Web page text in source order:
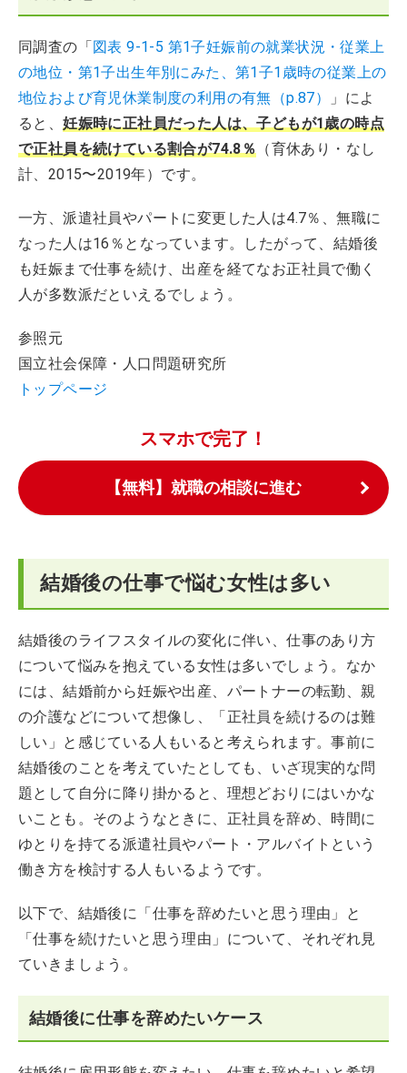
同調査の「 図表 9-1-5 第1子妊娠前の就業状況・従業上
の地位・第1子出生年別にみた、第1子1歳時の従業上の
地位および育児休業制度の利用の有無（p.87）
」によ
ると、妊娠時に正社員だった人は、子どもが1歳の時点
で正社員を続けている割合が74.8％ （育休あり・なし
計、2015〜2019年）です。
一方、派遣社員やパートに変更した人は4.7％、無職に
なった人は16％となっています。したがって、結婚後
も妊娠まで仕事を続け、出産を経てなお正社員で働く
人が多数派だといえるでしょう。
参照元
国立社会保障・人口問題研究所
トップページ
スマホで完了！
【無料】就職の相談に進む
結婚後の仕事で悩む女性は多い
結婚後のライフスタイルの変化に伴い、仕事のあり方
について悩みを抱えている女性は多いでしょう。なか
には、結婚前から妊娠や出産、パートナーの転勤、親
の介護などについて想像し、「正社員を続けるのは難
しい」と感じている人もいると考えられます。事前に
結婚後のことを考えていたとしても、いざ現実的な問
題として自分に降り掛かると、理想どおりにはいかな
いことも。そのようなときに、正社員を辞め、時間に
ゆとりを持てる派遣社員やパート・アルバイトという
働き方を検討する人もいるようです。
以下で、結婚後に「仕事を辞めたいと思う理由」と
「仕事を続けたいと思う理由」について、それぞれ見
ていきましょう。
結婚後に仕事を辞めたいケース